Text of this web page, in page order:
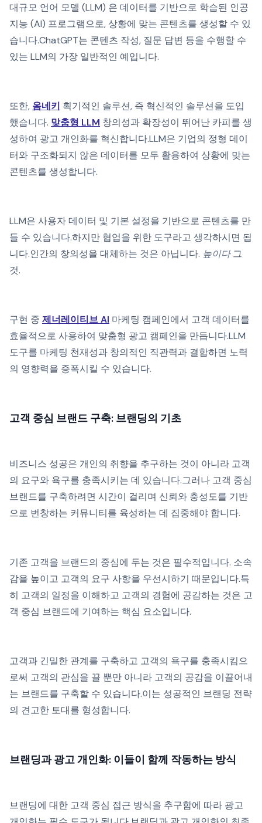
대규모 언어 모델 (LLM) 은 데이터를 기반으로 학습된 인공
지능 (AI) 프로그램으로, 상황에 맞는 콘텐츠를 생성할 수 있
습니다.ChatGPT는 콘텐츠 작성, 질문 답변 등을 수행할 수
있는 LLM의 가장 일반적인 예입니다.
또한, 옴네키 획기적인 솔루션, 즉 혁신적인 솔루션을 도입
했습니다. 맞춤형 LLM 창의성과 확장성이 뛰어난 카피를 생
성하여 광고 개인화를 혁신합니다.LLM은 기업의 정형 데이
터와 구조화되지 않은 데이터를 모두 활용하여 상황에 맞는
콘텐츠를 생성합니다.
LLM은 사용자 데이터 및 기본 설정을 기반으로 콘텐츠를 만
들 수 있습니다.하지만 협업을 위한 도구라고 생각하시면 됩
니다.인간의 창의성을 대체하는 것은 아닙니다. 높이다그
것.
구현 중 제너레이티브 AI 마케팅 캠페인에서 고객 데이터를
효율적으로 사용하여 맞춤형 광고 캠페인을 만듭니다.LLM
도구를 마케팅 천재성과 창의적인 직관력과 결합하면 노력
의 영향력을 증폭시킬 수 있습니다.
고객 중심 브랜드 구축: 브랜딩의 기초
비즈니스 성공은 개인의 취향을 추구하는 것이 아니라 고객
의 요구와 욕구를 충족시키는 데 있습니다.그러나 고객 중심
브랜드를 구축하려면 시간이 걸리며 신뢰와 충성도를 기반
으로 번창하는 커뮤니티를 육성하는 데 집중해야 합니다.
기존 고객을 브랜드의 중심에 두는 것은 필수적입니다. 소속
감을 높이고 고객의 요구 사항을 우선시하기 때문입니다.특
히 고객의 일정을 이해하고 고객의 경험에 공감하는 것은 고
객 중심 브랜드에 기여하는 핵심 요소입니다.
고객과 긴밀한 관계를 구축하고 고객의 욕구를 충족시킴으
로써 고객의 관심을 끌 뿐만 아니라 고객의 공감을 이끌어내
는 브랜드를 구축할 수 있습니다.이는 성공적인 브랜딩 전략
의 견고한 토대를 형성합니다.
브랜딩과 광고 개인화: 이들이 함께 작동하는 방식
브랜딩에 대한 고객 중심 접근 방식을 추구함에 따라 광고